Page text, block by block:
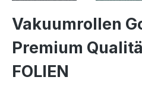
Vakuumrollen
Premium
FOLIEN